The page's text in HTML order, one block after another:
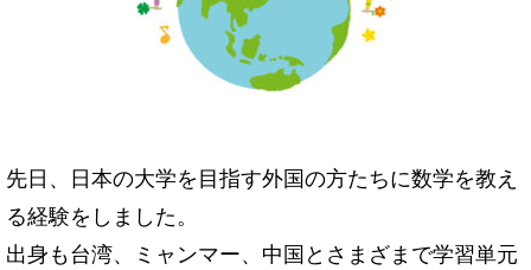
先日、 日本の大学を目指す外国の方たちに数学を教え
る経験をしました。
出身も台湾、ミャンマー、 中国とさまざまで学習単元